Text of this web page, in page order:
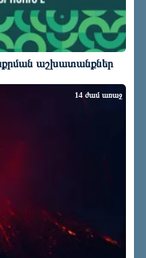
աշխատանքներ
14 ժամ առաջ